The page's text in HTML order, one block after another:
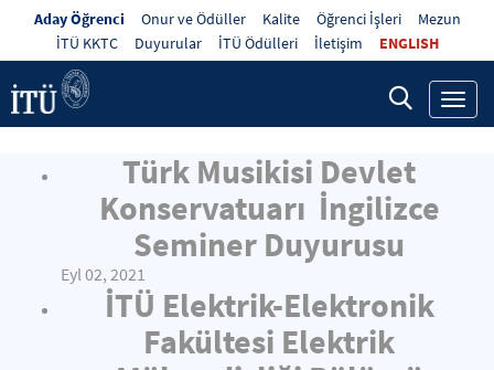
Aday Öğrenci Onur ve Ödüller Kalite Öğrenci İşleri
Mezun
İTÜ KKTC
Duyurular İTÜ Ödülleri İletişim ENGLISH
Türk Musikisi Devlet
Konservatuarı İngilizce
Seminer Duyurusu
Eyl 02, 2021
İTÜ Elektrik-Elektronik
Fakültesi Elektrik